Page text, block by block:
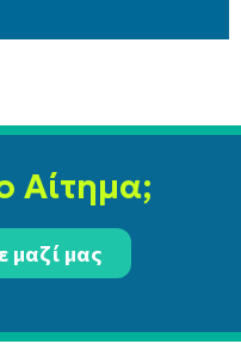
Αίτημα;
μαζί μας